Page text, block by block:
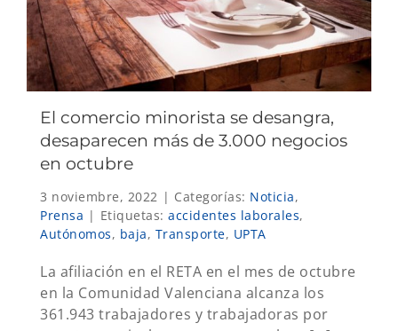
El comercio minorista se desangra,
desaparecen más de 3.000 negocios
en octubre
3 noviembre, 2022 | Categorías: Noticia,
Prensa | Etiquetas: accidentes laborales,
Autónomos, baja, Transporte, UPTA
La afiliación en el RETA en el mes de octubre
en la Comunidad Valenciana alcanza los
361.943 trabajadores y trabajadoras por